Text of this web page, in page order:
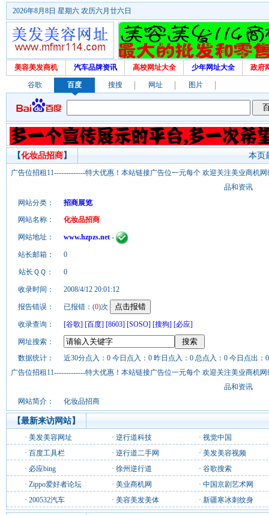
2026年8月8日 星期六 农历六月廿六日
美容美发商机 汽车品牌资讯 高校网址大全 少年网址大全 政府
谷歌 百度 搜搜 网址 图片
本页
【化妆品招商】
广告位招租11-------------特大优惠！本站链接广告位一元每个 欢迎关注美业商机
品和资讯
网站分类：
招商展览
网站名称：
化妆品招商
网站地址： www.hzpzs.net -
站长邮箱： 0
站长ＱＱ： 0
收录时间： 2008/4/12 20:01:12
报告错误： 已报错：(0)次
收录查询： [谷歌] [百度] [8603] [SOSO] [搜狗] [必应]
网址搜索：
数据统计：
近30分点入：0 今日点入：0 昨日点入：0 总点入：0 今日点出：
广告位招租11-------------特大优惠！本站链接广告位一元每个 欢迎关注美业商机
品和资讯
网站简介：
化妆品招商
【最新来访网站】
· 美发美容网址 · 逆行道科技 · 视觉中国
· 百度工具栏 · 逆行道二手网 · 美发美容视频
· 必应bing · 徐州逆行道 · 谷歌搜索
· Zippo爱好者论坛 · 美业商机网 · 中国京剧艺术网
· 200532汽车 · 美容美发美体 · 新疆寒冰刺纹身